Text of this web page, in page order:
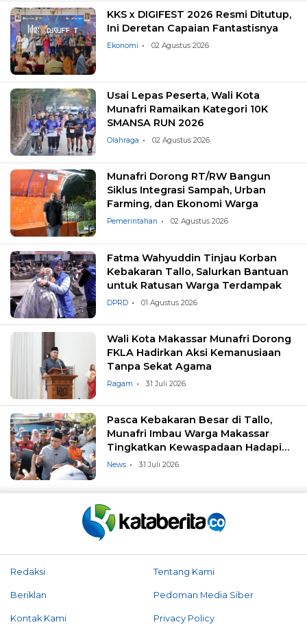
KKS x DIGIFEST 2026 Resmi Ditutup,
Ini Deretan Capaian Fantastisnya
Ekonomi 02 Agustus 2026
Usai Lepas Peserta, Wali Kota
Munafri Ramaikan Kategori 10K
SMANSA RUN 2026
Olahraga 02 Agustus 2026
Munafri Dorong RT/RW Bangun
Siklus Integrasi Sampah, Urban
Farming, dan Ekonomi Warga
Pemerintahan 02 Agustus 2026
Fatma Wahyuddin Tinjau Korban
Kebakaran Tallo, Salurkan Bantuan
untuk Ratusan Warga Terdampak
DPRD 01 Agustus 2026
Wali Kota Makassar Munafri Dorong
FKLA Hadirkan Aksi Kemanusiaan
Tanpa Sekat Agama
Ragam 31 Juli 2026
Pasca Kebakaran Besar di Tallo,
Munafri Imbau Warga Makassar
Tingkatkan Kewaspadaan Hadapi
Musim Kemarau
News 31 Juli 2026
Redaksi Tentang Kami
Beriklan Pedoman Media Siber
Kontak Kami Privacy Policy